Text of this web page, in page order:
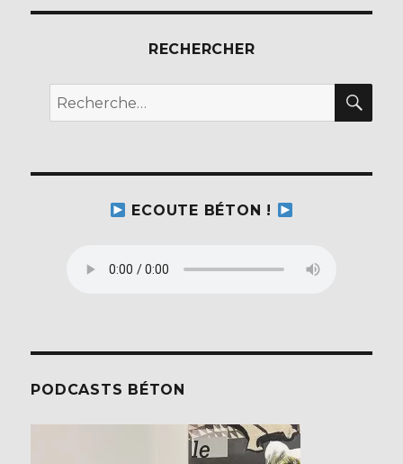
RECHERCHER
Recherche
pour :
ECOUTE BÉTON !
PODCASTS BÉTON